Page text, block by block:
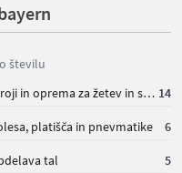
številu
Stroji in oprema za žetev in spravilo 14
platišča in pnevmatike 6
tal 5